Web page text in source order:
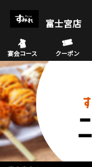
富士宮店
宴会コース クーポン